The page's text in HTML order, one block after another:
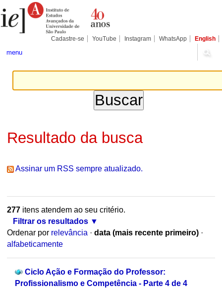
para
conteúdo.
Pessoais
Cadastre-se YouTube Instagram WhatsApp English
menu
Resultado da busca
Assinar um RSS sempre atualizado.
277itens atendem ao seu critério.
Filtrar os resultados
Ordenar por relevância · data (mais recente primeiro) ·
alfabeticamente
Ciclo Ação e Formação do Professor:
Profissionalismo e Competência - Parte 4 de 4